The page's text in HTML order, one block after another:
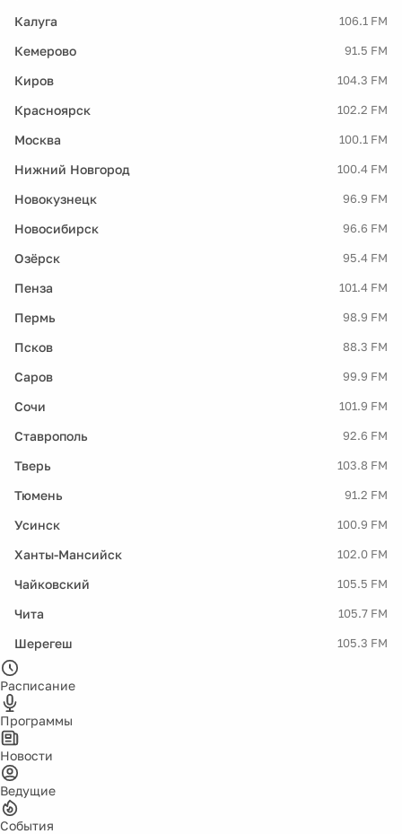
Калуга 106.1 FM
Кемерово 91.5 FM
Киров 104.3 FM
Красноярск 102.2 FM
Москва 100.1 FM
Нижний Новгород 100.4 FM
Новокузнецк 96.9 FM
Новосибирск 96.6 FM
Озёрск 95.4 FM
Пенза 101.4 FM
Пермь 98.9 FM
Псков 88.3 FM
Саров 99.9 FM
Сочи 101.9 FM
Ставрополь 92.6 FM
Тверь 103.8 FM
Тюмень 91.2 FM
Усинск 100.9 FM
Ханты-Мансийск 102.0 FM
Чайковский 105.5 FM
Чита 105.7 FM
Шерегеш 105.3 FM
Расписание
Программы
Новости
Ведущие
События